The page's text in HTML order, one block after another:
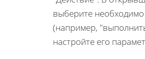
выберите
(например,
настройте его